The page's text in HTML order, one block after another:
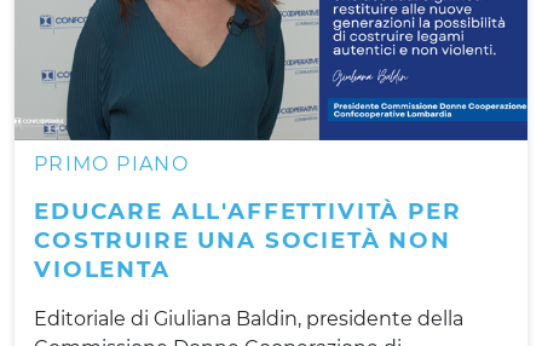
PRIMO PIANO
EDUCARE ALL'AFFETTIVITÀ PER
COSTRUIRE UNA SOCIETÀ NON
VIOLENTA
Editoriale di Giuliana Baldin, presidente della